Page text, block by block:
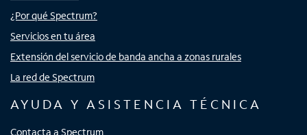
¿Por qué Spectrum?
Servicios en tu área
Extensión del servicio de banda ancha a zonas rurales
La red de Spectrum
AYUDA Y ASISTENCIA TÉCNICA
Contacta a Spectrum